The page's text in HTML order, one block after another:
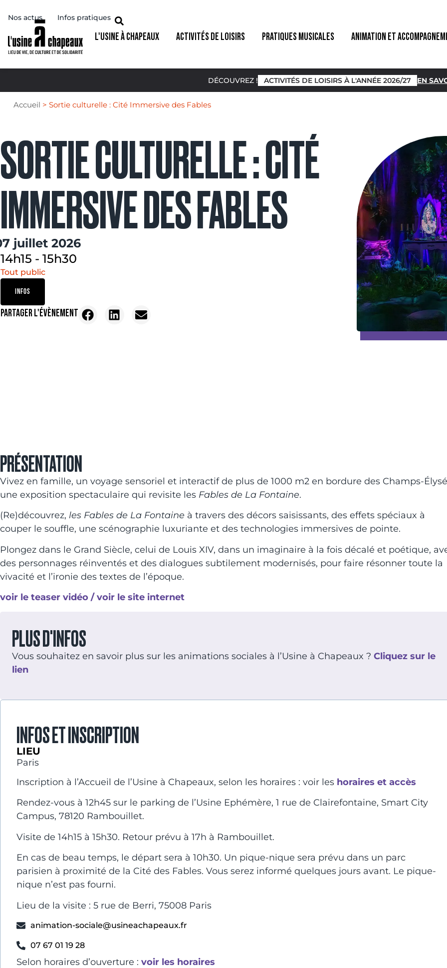
Nos actus Infos pratiques
L'USINE À CHAPEAUX ACTIVITÉS DE LOISIRS PRATIQUES MUSICALES ANIMATION ET
DÉCOUVREZ ! ACTIVITÉS DE LOISIRS À L'ANNÉE 2026/27 EN
Accueil > Sortie culturelle : Cité Immersive des Fables
SORTIE CULTURELLE : CITÉ
IMMERSIVE DES FABLES
juillet 2026
14h15 - 15h30
Tout public
INFOS
PARTAGER L'ÉVÈNEMENT
PRÉSENTATION
Vivez en famille, un voyage sensoriel et interactif de plus de 1000 m2 en bordure des Champs-
une exposition spectaculaire qui revisite les Fables de La Fontaine.
(Re)découvrez, les Fables de La Fontaine à travers des décors saisissants, des effets spéciaux à
couper le souffle, une scénographie luxuriante et des technologies immersives de pointe.
Plongez dans le Grand Siècle, celui de Louis XIV, dans un imaginaire à la fois décalé et poétique,
des personnages réinventés et des dialogues subtilement modernisés, pour faire résonner toute la
vivacité et l’ironie des textes de l’époque.
voir le teaser vidéo /voir le site internet
PLUS D'INFOS
Vous souhaitez en savoir plus sur les animations sociales à l’Usine à Chapeaux ? Cliquez sur le
lien
INFOS ET INSCRIPTION
LIEU
Paris
Inscription à l’Accueil de l’Usine à Chapeaux, selon les horaires : voir les horaires et accès
Rendez-vous à 12h45 sur le parking de l’Usine Ephémère, 1 rue de Clairefontaine, Smart City
Campus, 78120 Rambouillet.
Visite de 14h15 à 15h30. Retour prévu à 17h à Rambouillet.
En cas de beau temps, le départ sera à 10h30. Un pique-nique sera prévu dans un parc
parisien à proximité de la Cité des Fables. Vous serez informé quelques jours avant. Le pique-
nique n’est pas fourni.
Lieu de la visite : 5 rue de Berri, 75008 Paris
animation-sociale@usineachapeaux.fr
07 67 01 19 28
Selon horaires d’ouverture : voir les horaires